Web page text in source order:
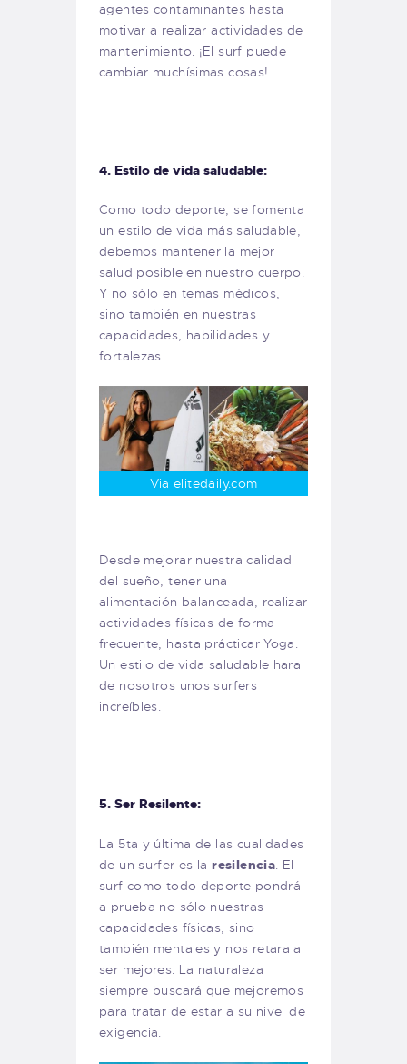
agentes contaminantes hasta
motivar a realizar actividades de
mantenimiento. ¡El surf puede
cambiar muchísimas cosas!.
4. Estilo de vida saludable:
Como todo deporte, se fomenta
un estilo de vida más saludable,
debemos mantener la mejor
salud posible en nuestro cuerpo.
Y no sólo en temas médicos,
sino también en nuestras
capacidades, habilidades y
fortalezas.
Via elitedaily.com
Desde mejorar nuestra calidad
del sueño, tener una
alimentación balanceada, realizar
actividades físicas de forma
frecuente, hasta prácticar Yoga.
Un estilo de vida saludable hara
de nosotros unos surfers
increíbles.
5. Ser Resilente:
La 5ta y última de las cualidades
de un surfer es laresilencia. El
surf como todo deporte pondrá
a prueba no sólo nuestras
capacidades físicas, sino
también mentales y nos retara a
ser mejores. La naturaleza
siempre buscará que mejoremos
para tratar de estar a su nivel de
exigencia.